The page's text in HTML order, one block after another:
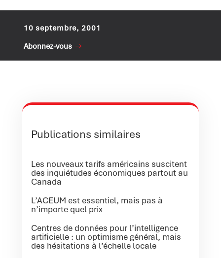
10 septembre, 2001
Abonnez-vous
Publications similaires
Les nouveaux tarifs américains suscitent
des inquiétudes économiques partout au
Canada
L’ACEUM est essentiel, mais pas à
n’importe quel prix
Centres de données pour l’intelligence
artificielle : un optimisme général, mais
des hésitations à l’échelle locale